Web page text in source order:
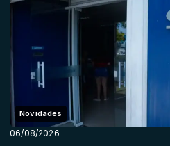
Novidades
06/08/2026